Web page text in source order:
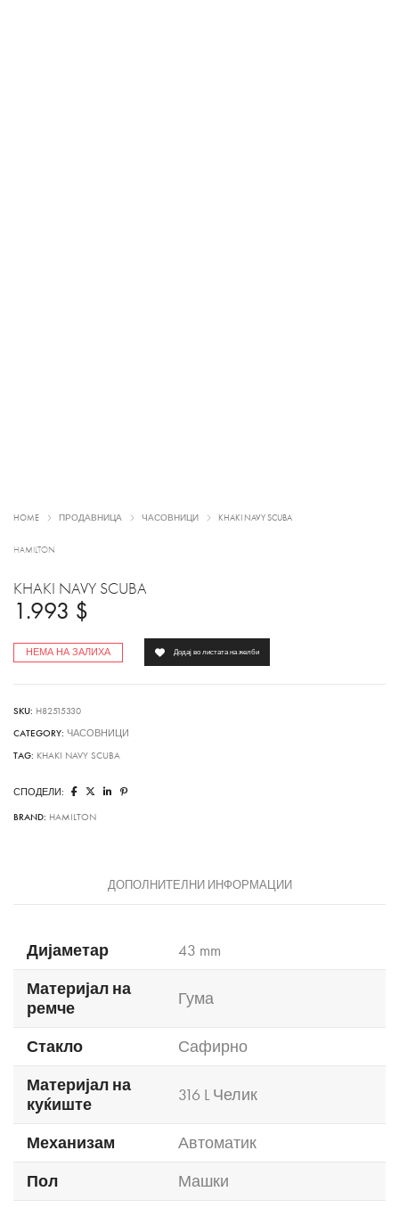
HOME ПРОДАВНИЦА ЧАСОВНИЦИ KHAKI NAVY SCUBA
HAMILTON
KHAKI NAVY SCUBA
1.993 $
НЕМА НА ЗАЛИХА Додај во листата на желби
SKU: H82515330
CATEGORY: ЧАСОВНИЦИ
TAG: KHAKI NAVY SCUBA
СПОДЕЛИ:
BRAND: HAMILTON
ДОПОЛНИТЕЛНИ ИНФОРМАЦИИ
Дијаметар
43 mm
Материјал на
ремче
Гума
Стакло
Сафирно
Материјал на
куќиште
316 L Челик
Механизам
Автоматик
Пол
Машки